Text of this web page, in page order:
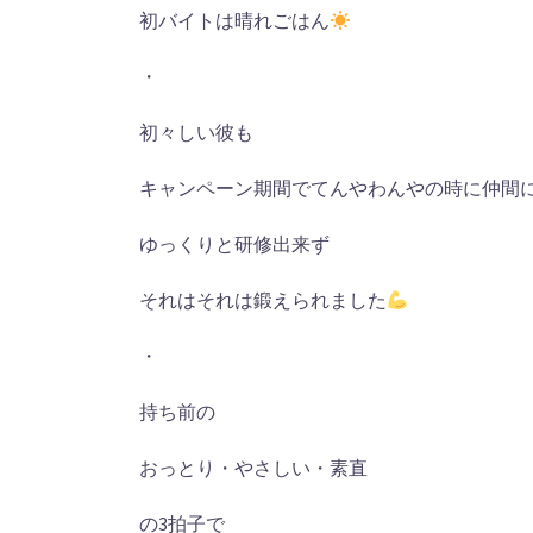
初バイトは晴れごはん
・
初々しい彼も
キャンペーン期間でてんやわんやの時に仲間
ゆっくりと研修出来ず
それはそれは鍛えられました
・
持ち前の
おっとり・やさしい・素直
の3拍子で